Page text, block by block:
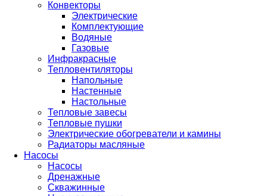
Конвекторы
Электрические
Комплектующие
Водяные
Газовые
Инфракрасные
Тепловентиляторы
Напольные
Настенные
Настольные
Тепловые завесы
Тепловые пушки
Электрические обогреватели и камины
Радиаторы масляные
Насосы
Насосы
Дренажные
Скважинные